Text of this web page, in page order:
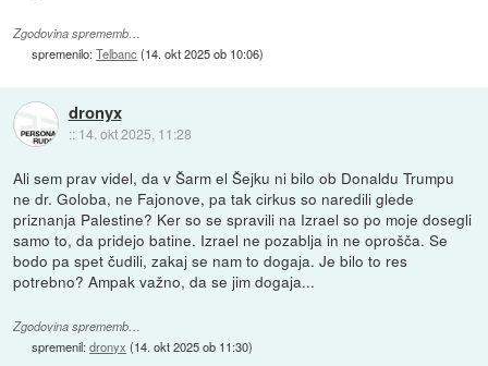
Zgodovina sprememb…
spremenilo:Telbanc (14. okt 2025 ob 10:06)
dronyx
:: 14. okt 2025, 11:28
Ali sem prav videl, da v Šarm el Šejku ni bilo ob Donaldu Trumpu
ne dr. Goloba, ne Fajonove, pa tak cirkus so naredili glede
priznanja Palestine? Ker so se spravili na Izrael so po moje dosegli
samo to, da pridejo batine. Izrael ne pozablja in ne oprošča. Se
bodo pa spet čudili, zakaj se nam to dogaja. Je bilo to res
potrebno? Ampak važno, da se jim dogaja...
Zgodovina sprememb…
spremenil:dronyx (14. okt 2025 ob 11:30)